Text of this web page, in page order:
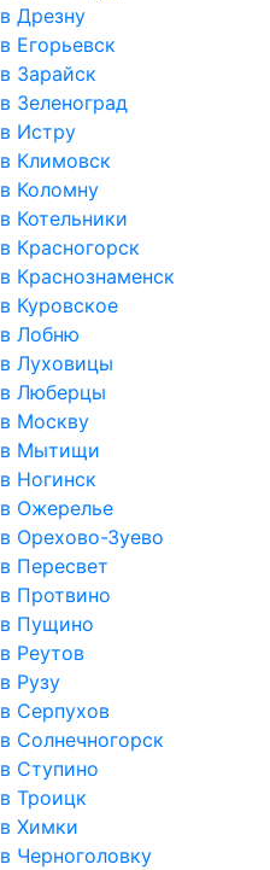
в Дрезну
в Егорьевск
в Зарайск
в Зеленоград
в Истру
в Климовск
в Коломну
в Котельники
в Красногорск
в Краснознаменск
в Куровское
в Лобню
в Луховицы
в Люберцы
в Москву
в Мытищи
в Ногинск
в Ожерелье
в Орехово-Зуево
в Пересвет
в Протвино
в Пущино
в Реутов
в Рузу
в Серпухов
в Солнечногорск
в Ступино
в Троицк
в Химки
в Черноголовку